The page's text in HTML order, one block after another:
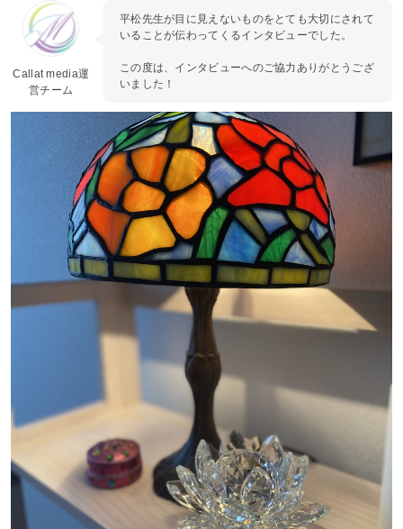
Callat media運
営チーム
平松先生が目に見えないものをとても大切にされて
いることが伝わってくるインタビューでした。
この度は、インタビューへのご協力ありがとうござ
いました！